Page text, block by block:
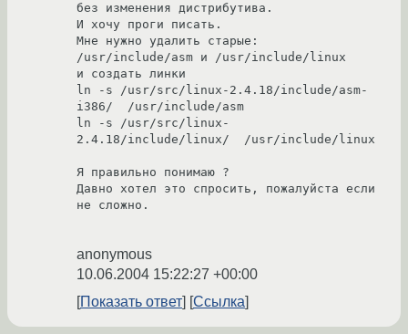
без изменения дистрибутива.
И хочу проги писать.
Мне нужно удалить старые:
/usr/include/asm и /usr/include/linux
и создать линки
ln -s /usr/src/linux-2.4.18/include/asm-
i386/  /usr/include/asm
ln -s /usr/src/linux-
2.4.18/include/linux/  /usr/include/linux
Я правильно понимаю ?
Давно хотел это спросить, пожалуйста если
не сложно.
anonymous
10.06.2004 15:22:27 +00:00
Показать ответ
Ссылка